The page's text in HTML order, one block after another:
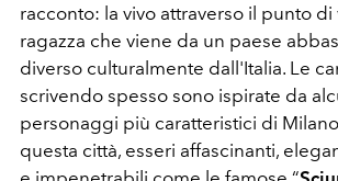
racconto: la vivo attraverso il punto di
ragazza che viene da un paese
diverso culturalmente dall'Italia. Le
scrivendo spesso sono ispirate da
personaggi più caratteristici di
questa città, esseri affascinanti,